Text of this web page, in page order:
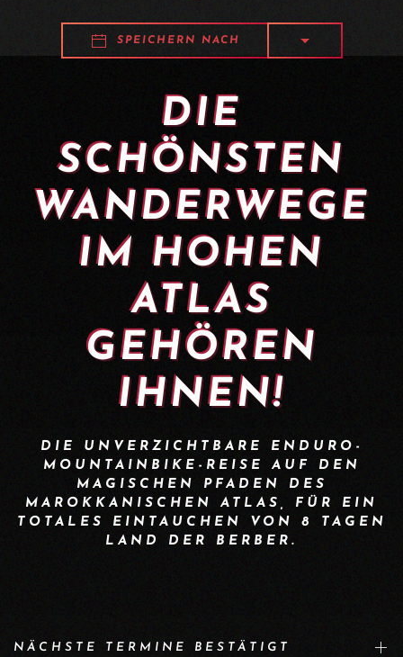
SPEICHERN NACH
DIE
SCHÖNSTEN
WANDERWEGE
IM HOHEN
ATLAS
GEHÖREN
IHNEN!
DIE UNVERZICHTBARE ENDURO-
MOUNTAINBIKE-REISE AUF DEN
MAGISCHEN PFADEN DES
MAROKKANISCHEN ATLAS, FÜR EIN
TOTALES EINTAUCHEN VON 8 TAGEN
LAND DER BERBER.
NÄCHSTE TERMINE BESTÄTIGT